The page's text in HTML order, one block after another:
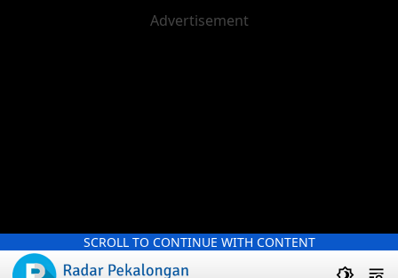
SCROLL TO CONTINUE WITH CONTENT